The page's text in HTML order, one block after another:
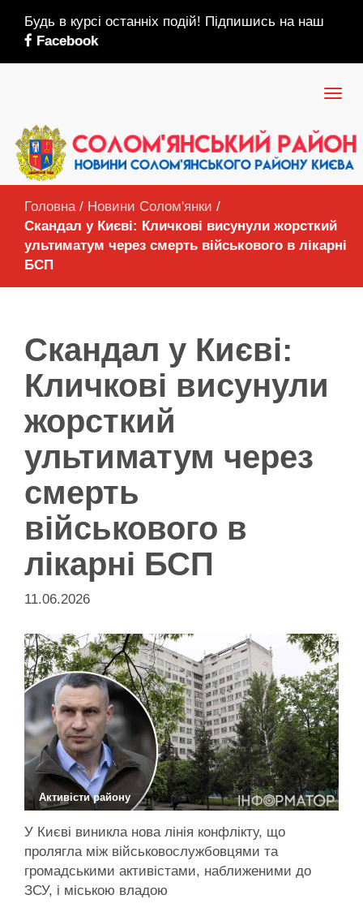
Будь в курсі останніх подій! Підпишись на наш
Facebook
Головна / Новини Солом'янки /
Скандал у Києві: Кличкові висунули жорсткий
ультиматум через смерть військового в лікарні
БСП
Скандал у Києві:
Кличкові висунули
жорсткий
ультиматум через
смерть
військового в
лікарні БСП
11.06.2026
Активісти району
У Києві виникла нова лінія конфлікту, що
пролягла між військовослужбовцями та
громадськими активістами, наближеними до
ЗСУ, і міською владою